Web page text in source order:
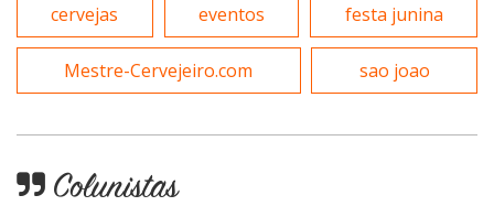
Sobremesas e sorvetes
cervejas eventos festa junina
Mestre-Cervejeiro.com sao joao
Colunistas